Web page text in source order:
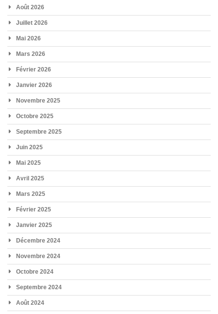
Août 2026
Juillet 2026
Mai 2026
Mars 2026
Février 2026
Janvier 2026
Novembre 2025
Octobre 2025
Septembre 2025
Juin 2025
Mai 2025
Avril 2025
Mars 2025
Février 2025
Janvier 2025
Décembre 2024
Novembre 2024
Octobre 2024
Septembre 2024
Août 2024